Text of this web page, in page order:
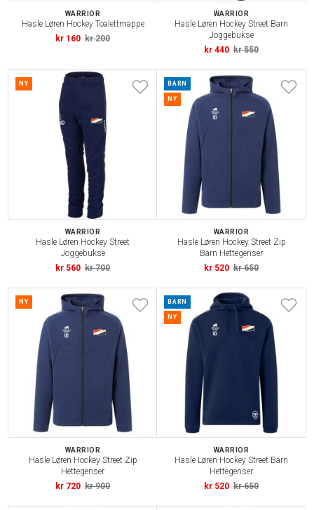
WARRIOR
Hasle Løren Hockey Toalettmappe
kr 160 kr 200
WARRIOR
Hasle Løren Hockey Street Barn
Joggebukse
kr 440 kr 550
NY
WARRIOR
Hasle Løren Hockey Street
Joggebukse
kr 560 kr 700
BARN
NY
WARRIOR
Hasle Løren Hockey Street Zip
Barn Hettegenser
kr 520 kr 650
NY
WARRIOR
Hasle Løren Hockey Street Zip
Hettegenser
kr 720 kr 900
BARN
NY
WARRIOR
Hasle Løren Hockey Street Barn
Hettegenser
kr 520 kr 650